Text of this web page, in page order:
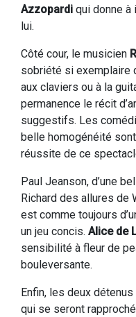
Azzopardi qui donne à
lui.
Côté cour, le musicien
sobriété si exemplaire
aux claviers ou à la
permanence le récit
suggestifs. Les
belle homogénéité
réussite de ce
Paul Jeanson, d’une
Richard des allures de
est comme toujours
un jeu concis. Alice de
sensibilité à fleur de
bouleversante.
Enfin, les deux détenus
qui se seront